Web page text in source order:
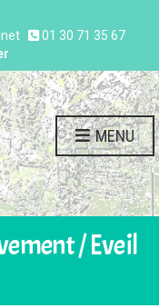
01 30 71 35 67
form
MENU
/ Eveil